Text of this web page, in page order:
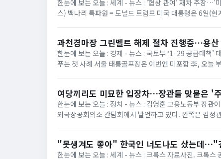
한눈에 보는 오늘 : 세계 - 뉴스 : '협상 관여' 재차 주장…'
스) 백나리 특파원 = 도널드 트럼프 미국 대통령은 6일(
과천경마장 그린벨트 해제 절차 진행중…용
한눈에 보는 오늘 : 경제 - 뉴스 : 국토부 ‘1·29 공급대책’
푸는 첫 사례 서울 태릉골프장은 이번엔 미포함 李, 오늘
여당끼리도 미묘한 입장차…장관들 맞붙은 '
한눈에 보는 오늘 : 정치 - 뉴스 : 김영훈 고용노동부 장관
외국상공회의소 간담회에서 발언하고 있다. 왼쪽은 김정
"못생겨도 좋아" 한국인 너도나도 샀는데
한눈에 보는 오늘 : 세계 - 뉴스 : 크록스 자료사진. 크록